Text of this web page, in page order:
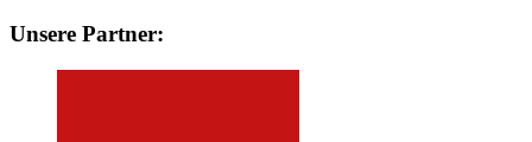
Unsere Partner: